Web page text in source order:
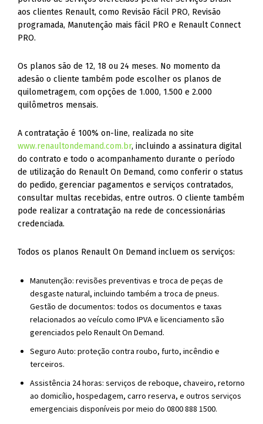
aos clientes Renault, como Revisão Fácil PRO, Revisão
programada, Manutenção mais fácil PRO e Renault Connect
PRO.
Os planos são de 12, 18 ou 24 meses. No momento da
adesão o cliente também pode escolher os planos de
quilometragem, com opções de 1.000, 1.500 e 2.000
quilômetros mensais.
A contratação é 100% on-line, realizada no site
www.renaultondemand.com.br, incluindo a assinatura digital
do contrato e todo o acompanhamento durante o período
de utilização do Renault On Demand, como conferir o status
do pedido, gerenciar pagamentos e serviços contratados,
consultar multas recebidas, entre outros. O cliente também
pode realizar a contratação na rede de concessionárias
credenciada.
Todos os planos Renault On Demand incluem os serviços:
Manutenção: revisões preventivas e troca de peças de
desgaste natural, incluindo também a troca de pneus.
Gestão de documentos: todos os documentos e taxas
relacionados ao veículo como IPVA e licenciamento são
gerenciados pelo Renault On Demand.
Seguro Auto: proteção contra roubo, furto, incêndio e
terceiros.
Assistência 24 horas: serviços de reboque, chaveiro, retorno
ao domicílio, hospedagem, carro reserva, e outros serviços
emergenciais disponíveis por meio do 0800 888 1500.